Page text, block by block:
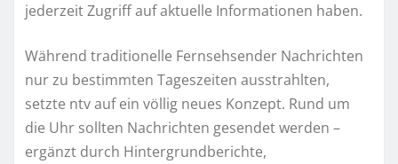
jederzeit Zugriff auf aktuelle Informationen haben.
Während traditionelle Fernsehsender Nachrichten
nur zu bestimmten Tageszeiten ausstrahlten,
setzte ntv auf ein völlig neues Konzept. Rund um
die Uhr sollten Nachrichten gesendet werden –
ergänzt durch Hintergrundberichte,